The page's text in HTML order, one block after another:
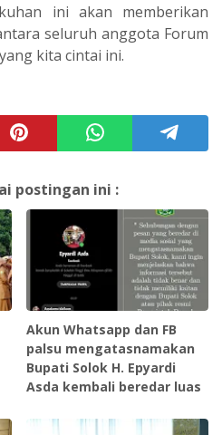
ini akan memberikan
seluruh anggota Forum
kita cintai ini.
postingan ini :
Akun Whatsapp dan FB
palsu mengatasnamakan
Bupati Solok H. Epyardi
Asda kembali beredar luas